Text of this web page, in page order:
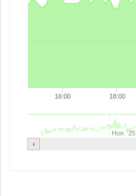
16:00 18:00
Ноя. '25